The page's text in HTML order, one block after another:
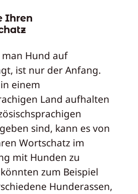
Ihren
Hund auf
ist nur der Anfang.
einem
Land aufhalten
sind, kann es von
Wortschatz im
mit Hunden zu
zum Beispiel
Hunderassen,